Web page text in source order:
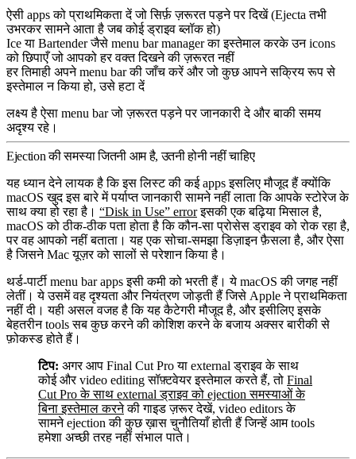
ऐसी apps को प्राथमिकता दें जो सिर्फ़ ज़रूरत पड़ने पर दिखें (Ejecta तभी
उभरकर सामने आता है जब कोई ड्राइव ब्लॉक हो)
Ice या Bartender जैसे menu bar manager का इस्तेमाल करके उन icons
को छिपाएँ जो आपको हर वक्त दिखने की ज़रूरत नहीं
हर तिमाही अपने menu bar की जाँच करें और जो कुछ आपने सक्रिय रूप से
इस्तेमाल न किया हो, उसे हटा दें
लक्ष्य है ऐसा menu bar जो ज़रूरत पड़ने पर जानकारी दे और बाकी समय
अदृश्य रहे।
Ejection की समस्या जितनी आम है, उतनी होनी नहीं चाहिए
यह ध्यान देने लायक है कि इस लिस्ट की कई apps इसलिए मौजूद हैं क्योंकि
macOS खुद इस बारे में पर्याप्त जानकारी सामने नहीं लाता कि आपके स्टोरेज के
साथ क्या हो रहा है। “Disk in Use” errorइसकी एक बढ़िया मिसाल है,
macOS को ठीक-ठीक पता होता है कि कौन-सा प्रोसेस ड्राइव को रोक रहा है,
पर वह आपको नहीं बताता। यह एक सोचा-समझा डिज़ाइन फ़ैसला है, और ऐसा
है जिसने Mac यूज़र को सालों से परेशान किया है।
थर्ड-पार्टी menu bar apps इसी कमी को भरती हैं। ये macOS की जगह नहीं
लेतीं। ये उसमें वह दृश्यता और नियंत्रण जोड़ती हैं जिसे Apple ने प्राथमिकता
नहीं दी। यही असल वजह है कि यह कैटेगरी मौजूद है, और इसीलिए इसके
बेहतरीन tools सब कुछ करने की कोशिश करने के बजाय अक्सर बारीकी से
फ़ोकस्ड होते हैं।
टिप: अगर आप Final Cut Pro या external ड्राइव के साथ
कोई और video editing सॉफ़्टवेयर इस्तेमाल करते हैं, तो Final
Cut Pro के साथ external ड्राइव को ejection समस्याओं के
बिना इस्तेमाल करनेकी गाइड ज़रूर देखें, video editors के
सामने ejection की कुछ ख़ास चुनौतियाँ होती हैं जिन्हें आम tools
हमेशा अच्छी तरह नहीं संभाल पाते।